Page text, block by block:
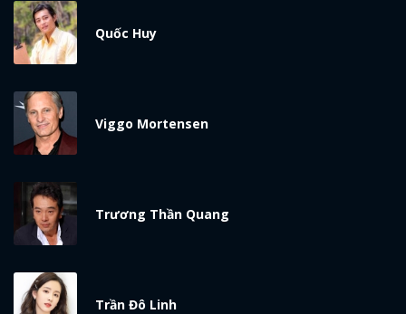
Quốc Huy
Viggo Mortensen
Trương Thần Quang
Trần Đô Linh